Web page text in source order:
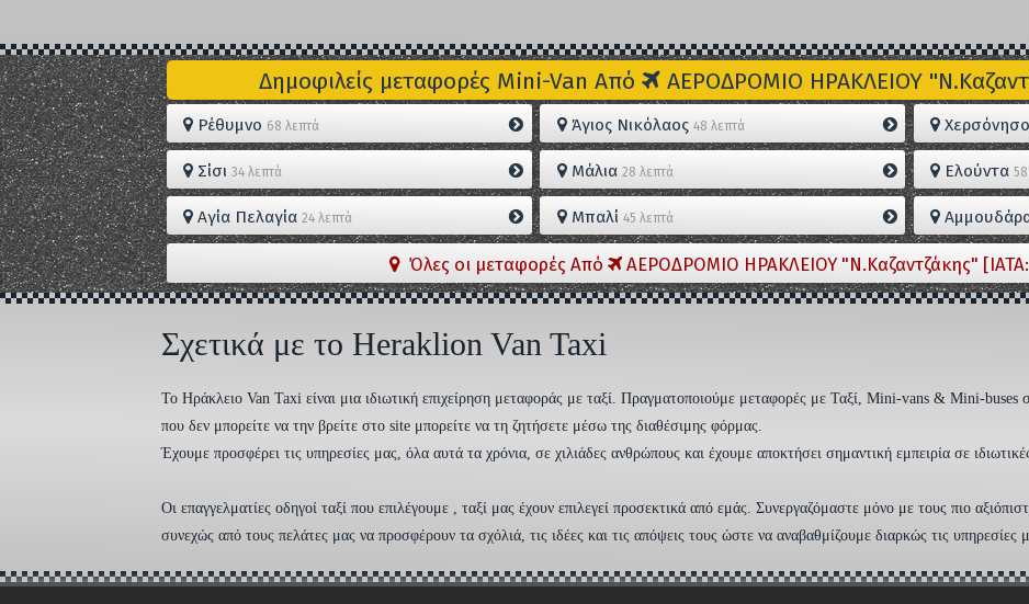
Δημοφιλείς μεταφορές Mini-Van Από ΑΕΡΟΔΡΟΜΙΟ ΗΡΑΚΛΕΙΟΥ
Ρέθυμνο 68 λεπτά Άγιος Νικόλαος 48 λεπτά
Σίσι34 λεπτά Μάλια 28 λεπτά Ελούντα
Αγία Πελαγία24 λεπτά Μπαλί 45 λεπτά
Όλες οι μεταφορές Από ΑΕΡΟΔΡΟΜΙΟ ΗΡΑΚΛΕΙΟΥ "Ν.Καζαντζάκης"
Σχετικά με το Heraklion Van Taxi
To Ηράκλειο Van Taxi είναι μια ιδιωτική επιχείρηση μεταφοράς με ταξί. Πραγματοποιούμε μεταφορές με Ταξί, Mini-vans & Mini-buses
που δεν μπορείτε να την βρείτε στο site μπορείτε να τη ζητήσετε μέσω της διαθέσιμης φόρμας.
Έχουμε προσφέρει τις υπηρεσίες μας, όλα αυτά τα χρόνια, σε χιλιάδες ανθρώπους και έχουμε αποκτήσει σημαντική εμπειρία σε
Οι επαγγελματίες οδηγοί ταξί που επιλέγουμε , ταξί μας έχουν επιλεγεί προσεκτικά από εμάς. Συνεργαζόμαστε μόνο με τους πιο
συνεχώς από τους πελάτες μας να προσφέρουν τα σχόλιά, τις ιδέες και τις απόψεις τους ώστε να αναβαθμίζουμε διαρκώς τις υπηρεσίες